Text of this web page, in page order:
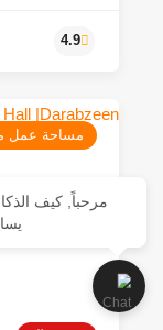
مساحة عمل
مرحباً, كيف